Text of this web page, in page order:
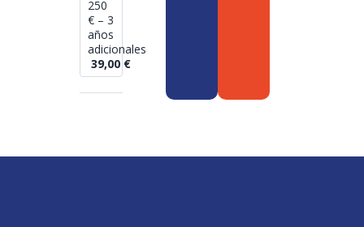
250
€ – 3
años
adicionales
39,00 €